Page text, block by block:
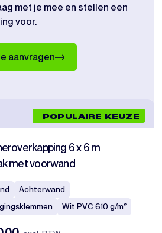
met je mee en stellen een
voor.
aanvragen
POPULAIRE KEUZE
6 x 6 m
met voorwand
Achterwand
Wit PVC 610 g/m²